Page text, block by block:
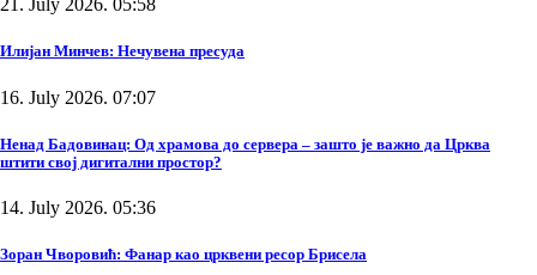
21. July 2026. 05:58
Илијан Минчев: Нечувена пресуда
16. July 2026. 07:07
Ненад Бадовинац: Од храмова до сервера – зашто је важно да Црква
штити свој дигитални простор?
14. July 2026. 05:36
Зоран Чворовић: Фанар као црквени ресор Брисела